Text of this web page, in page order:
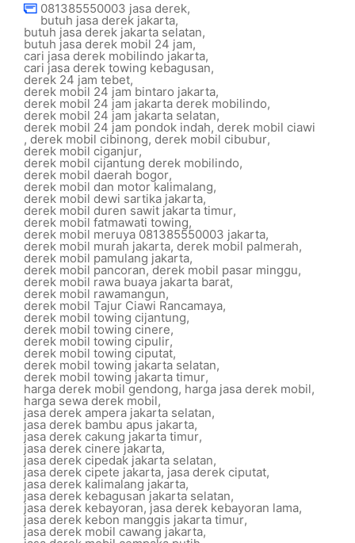
081385550003 jasa derek,
butuh jasa derek jakarta,
butuh jasa derek jakarta selatan,
butuh jasa derek mobil 24 jam,
cari jasa derek mobilindo jakarta,
cari jasa derek towing kebagusan,
derek 24 jam tebet,
derek mobil 24 jam bintaro jakarta,
derek mobil 24 jam jakarta derek mobilindo,
derek mobil 24 jam jakarta selatan,
derek mobil 24 jam pondok indah, derek mobil ciawi
, derek mobil cibinong, derek mobil cibubur,
derek mobil ciganjur,
derek mobil cijantung derek mobilindo,
derek mobil daerah bogor,
derek mobil dan motor kalimalang,
derek mobil dewi sartika jakarta,
derek mobil duren sawit jakarta timur,
derek mobil fatmawati towing,
derek mobil meruya 081385550003 jakarta,
derek mobil murah jakarta, derek mobil palmerah,
derek mobil pamulang jakarta,
derek mobil pancoran,derek mobil pasar minggu,
derek mobil rawa buaya jakarta barat,
derek mobil rawamangun,
derek mobil Tajur Ciawi Rancamaya,
derek mobil towing cijantung,
derek mobil towing cinere,
derek mobil towing cipulir,
derek mobil towing ciputat,
derek mobil towing jakarta selatan,
derek mobil towing jakarta timur,
harga derek mobil gendong, harga jasa derek mobil,
harga sewa derek mobil,
jasa derek ampera jakarta selatan,
jasa derek bambu apus jakarta,
jasa derek cakung jakarta timur,
jasa derek cinere jakarta,
jasa derek cipedak jakarta selatan,
jasa derek cipete jakarta, jasa derek ciputat,
jasa derek kalimalang jakarta,
jasa derek kebagusan jakarta selatan,
jasa derek kebayoran,jasa derek kebayoran lama,
jasa derek kebon manggis jakarta timur,
jasa derek mobil cawang jakarta,